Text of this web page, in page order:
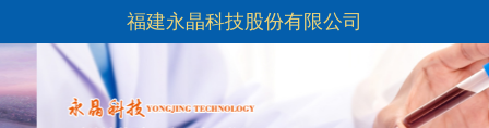
福建永晶科技股份有限公司